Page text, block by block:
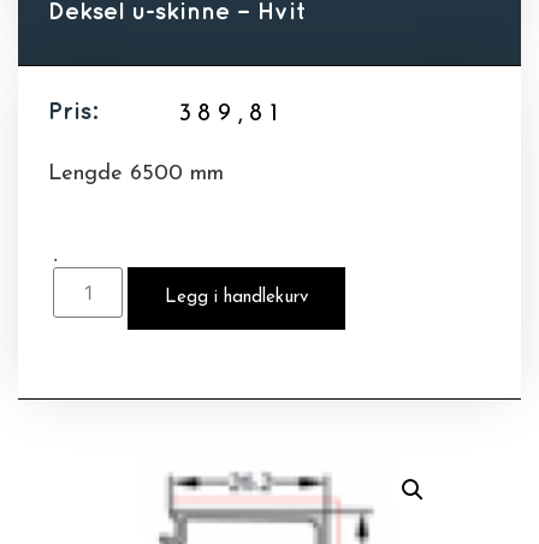
Deksel u-skinne – Hvit
Pris: 389,81
Lengde 6500 mm
.
Legg i handlekurv